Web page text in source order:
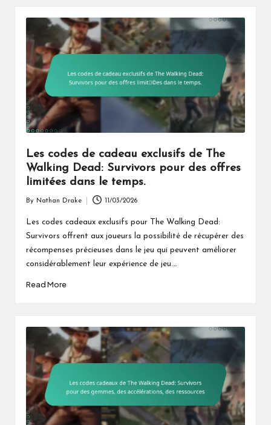
Les codes de cadeau exclusifs de The
Walking Dead: Survivors pour des offres
limitées dans le temps.
by
By Nathan Drake 11/03/2026
Les codes cadeaux exclusifs pour The Walking Dead:
Survivors offrent aux joueurs la possibilité de récupérer des
récompenses précieuses dans le jeu qui peuvent améliorer
considérablement leur expérience de jeu.…
Read More